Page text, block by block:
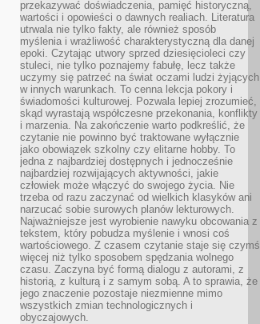
przekazywać doświadczenia, pamięć historyczną,
wartości i opowieści o dawnych realiach. Literatura
utrwala nie tylko fakty, ale również sposób
myślenia i wrażliwość charakterystyczną dla danej
epoki. Czytając utwory sprzed dziesięcioleci czy
stuleci, nie tylko poznajemy fabułę, lecz także
uczymy się patrzeć na świat oczami ludzi żyjących
w innych warunkach. To cenna lekcja pokory i
świadomości kulturowej. Pozwala lepiej zrozumieć,
skąd wyrastają współczesne przekonania, konflikty
i marzenia. Na zakończenie warto podkreślić, że
czytanie nie powinno być traktowane wyłącznie
jako obowiązek szkolny czy elitarne hobby. To
jedna z najbardziej dostępnych i jednocześnie
najbardziej rozwijających aktywności, jakie
człowiek może włączyć do swojego życia. Nie
trzeba od razu zaczynać od wielkich klasyków ani
narzucać sobie surowych planów lekturowych.
Najważniejsze jest wyrobienie nawyku obcowania z
tekstem, który pobudza myślenie i wnosi coś
wartościowego. Z czasem czytanie staje się czymś
więcej niż tylko sposobem spędzania wolnego
czasu. Zaczyna być formą dialogu z autorami, z
historią, z kulturą i z samym sobą. A to sprawia, że
jego znaczenie pozostaje niezmienne mimo
wszystkich zmian technologicznych i
obyczajowych.